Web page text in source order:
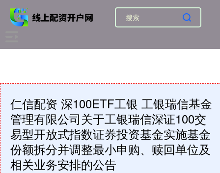
仁信配资 深100ETF工银 工银瑞信基金
管理有限公司关于工银瑞信深证100交
易型开放式指数证券投资基金实施基金
份额拆分并调整最小申购、赎回单位及
相关业务安排的公告